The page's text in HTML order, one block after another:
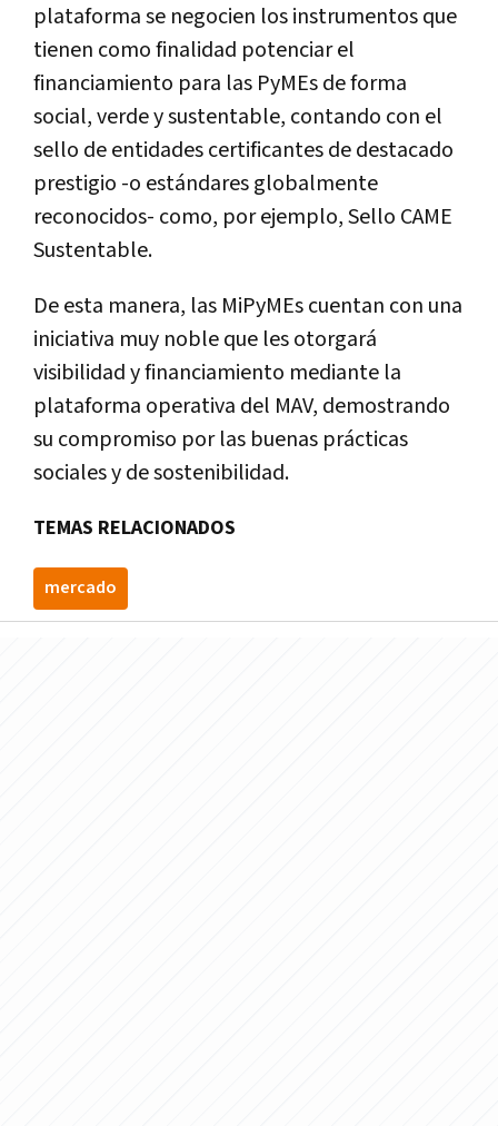
plataforma se negocien los instrumentos que
tienen como finalidad potenciar el
financiamiento para las PyMEs de forma
social, verde y sustentable, contando con el
sello de entidades certificantes de destacado
prestigio -o estándares globalmente
reconocidos- como, por ejemplo, Sello CAME
Sustentable.
De esta manera, las MiPyMEs cuentan con una
iniciativa muy noble que les otorgará
visibilidad y financiamiento mediante la
plataforma operativa del MAV, demostrando
su compromiso por las buenas prácticas
sociales y de sostenibilidad.
TEMAS RELACIONADOS
mercado